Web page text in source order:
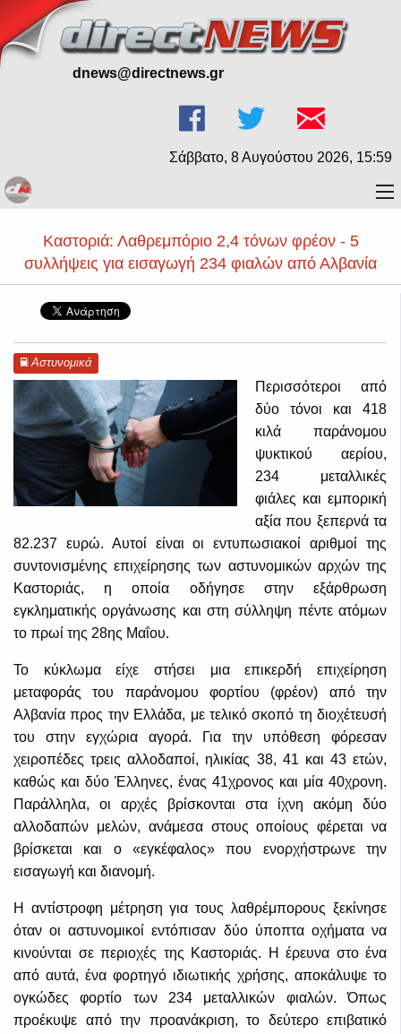
dnews@directnews.gr
Σάββατο, 8 Αυγούστου 2026, 16:00
Καστοριά: Λαθρεμπόριο 2,4 τόνων φρέον - 5
συλλήψεις για εισαγωγή 234 φιαλών από Αλβανία
Αστυνομικά
Περισσότεροι από
δύο τόνοι και 418
κιλά παράνομου
ψυκτικού αερίου,
234 μεταλλικές
φιάλες και εμπορική
αξία που ξεπερνά τα
82.237 ευρώ. Αυτοί είναι οι εντυπωσιακοί αριθμοί της
συντονισμένης επιχείρησης των αστυνομικών αρχών της
Καστοριάς, η οποία οδήγησε στην εξάρθρωση
εγκληματικής οργάνωσης και στη σύλληψη πέντε ατόμων
το πρωί της 28ης Μαΐου.
Το κύκλωμα είχε στήσει μια επικερδή επιχείρηση
μεταφοράς του παράνομου φορτίου (φρέον) από την
Αλβανία προς την Ελλάδα, με τελικό σκοπό τη διοχέτευσή
του στην εγχώρια αγορά. Για την υπόθεση φόρεσαν
χειροπέδες τρεις αλλοδαποί, ηλικίας 38, 41 και 43 ετών,
καθώς και δύο Έλληνες, ένας 41χρονος και μία 40χρονη.
Παράλληλα, οι αρχές βρίσκονται στα ίχνη ακόμη δύο
αλλοδαπών μελών, ανάμεσα στους οποίους φέρεται να
βρίσκεται και ο «εγκέφαλος» που ενορχήστρωνε την
εισαγωγή και διανομή.
Η αντίστροφη μέτρηση για τους λαθρέμπορους ξεκίνησε
όταν οι αστυνομικοί εντόπισαν δύο ύποπτα οχήματα να
κινούνται σε περιοχές της Καστοριάς. Η έρευνα στο ένα
από αυτά, ένα φορτηγό ιδιωτικής χρήσης, αποκάλυψε το
ογκώδες φορτίο των 234 μεταλλικών φιαλών. Όπως
προέκυψε από την προανάκριση, το δεύτερο επιβατικό